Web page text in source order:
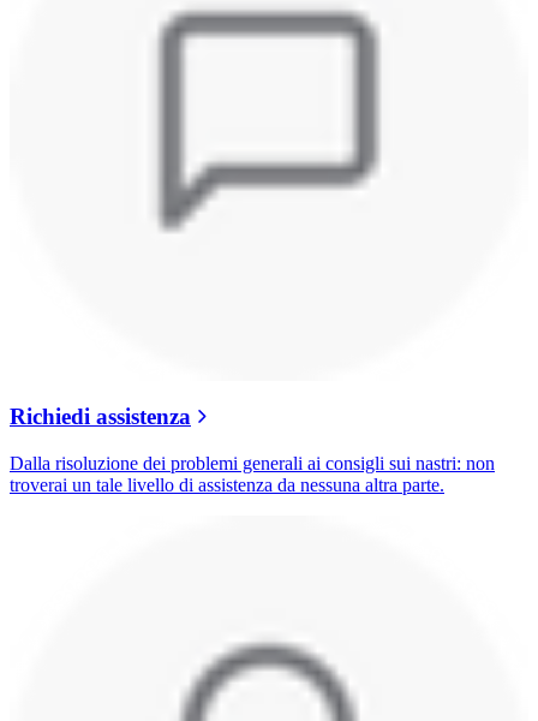
Richiedi assistenza
Dalla risoluzione dei problemi generali ai consigli sui nastri: non
troverai un tale livello di assistenza da nessuna altra parte.